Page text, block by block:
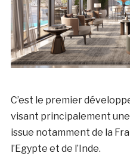
C’est le premier
visant principalement
issue notamment de la
l’Egypte et de l’Inde.